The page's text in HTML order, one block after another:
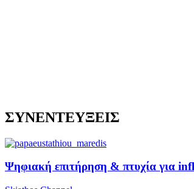
ΣΥΝΕΝΤΕΥΞΕΙΣ
Ψηφιακή επιτήρηση & πτυχία για